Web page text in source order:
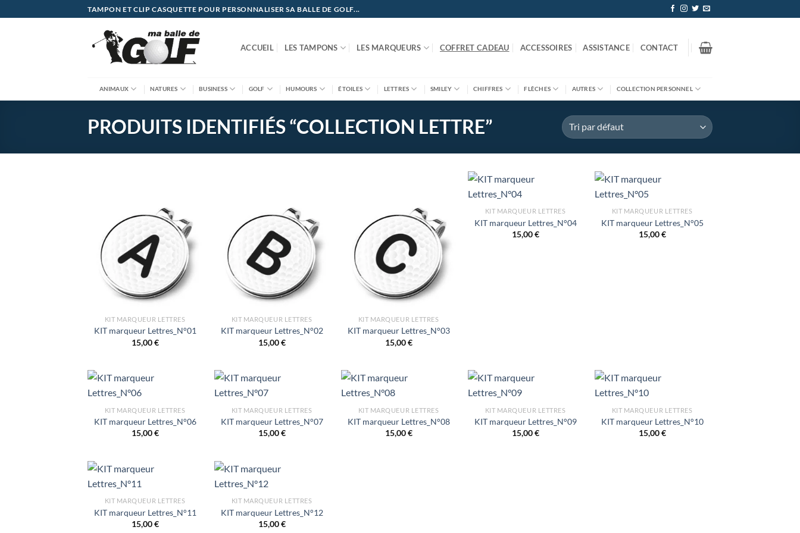
au
TAMPON ET CLIP CASQUETTE POUR PERSONNALISER SA BALLE DE GOLF...
ACCUEIL LES TAMPONS LES MARQUEURS COFFRET CADEAU ACCESSOIRES ASSISTANCE CONTACT
ANIMAUX NATURES BUSINESS GOLF HUMOURS ÉTOILES LETTRES SMILEY CHIFFRES FLÈCHES AUTRES COLLECTION PERSONNEL
PRODUITS IDENTIFIÉS “COLLECTION LETTRE”
KIT MARQUEUR LETTRES
KIT marqueur Lettres_N°01
15,00€
KIT MARQUEUR LETTRES
KIT marqueur Lettres_N°02
15,00€
KIT MARQUEUR LETTRES
KIT marqueur Lettres_N°03
15,00€
KIT MARQUEUR LETTRES
KIT marqueur Lettres_N°04
15,00€
KIT MARQUEUR LETTRES
KIT marqueur Lettres_N°05
15,00€
KIT MARQUEUR LETTRES
KIT marqueur Lettres_N°06
15,00€
KIT MARQUEUR LETTRES
KIT marqueur Lettres_N°07
15,00€
KIT MARQUEUR LETTRES
KIT marqueur Lettres_N°08
15,00€
KIT MARQUEUR LETTRES
KIT marqueur Lettres_N°09
15,00€
KIT MARQUEUR LETTRES
KIT marqueur Lettres_N°10
15,00€
KIT MARQUEUR LETTRES
KIT marqueur Lettres_N°11
15,00€
KIT MARQUEUR LETTRES
KIT marqueur Lettres_N°12
15,00€